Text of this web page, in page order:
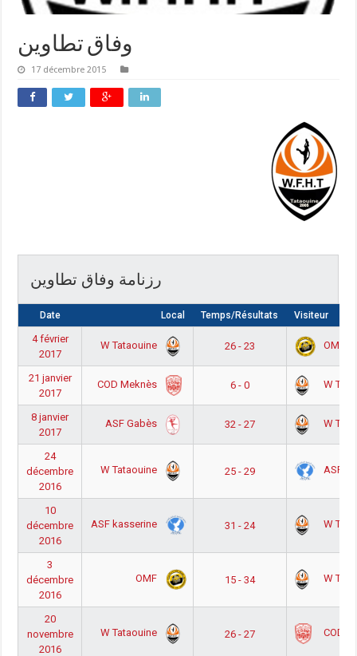
وفاق تطاوين
17 décembre 2015
رزنامة وفاق تطاوين
Date Local Temps/Résultats Visiteur
4 février
2017
W Tataouine 26 - 23 OMF
21 janvier
2017
COD Meknès 6 - 0 W
8 janvier
2017
ASF Gabès 32 - 27 W
24
décembre
2016
W Tataouine 25 - 29 ASF
10
décembre
2016
ASF kasserine 31 - 24 W
3
décembre
2016
OMF 15 - 34 W
20
novembre
2016
W Tataouine 26 - 27 COD